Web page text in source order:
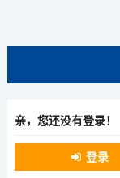
亲，您还没有登录！
登录